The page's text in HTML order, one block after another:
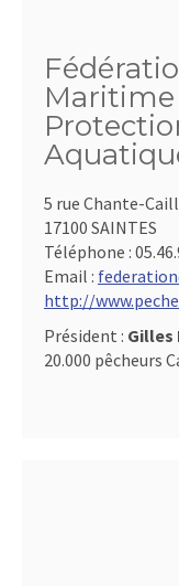
Maritime
5 rue Chante-
17100 SAINTES
Téléphone :
Email :
http://
Président : Gilles
20.000 pêcheurs